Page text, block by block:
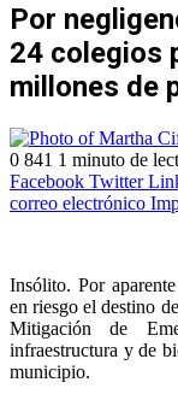
Por
24 colegios
millones de
0 841 1 minuto de
Facebook Twitter
correo electrónico
Insólito. Por
en riesgo el destino
Mitigación de
infraestructura y de
municipio.